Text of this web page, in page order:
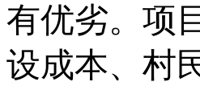
有优劣。项
设成本、村